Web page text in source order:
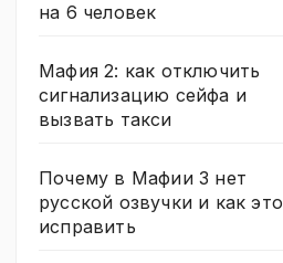
на 6 человек
Мафия 2: как отключить
сигнализацию сейфа и
вызвать такси
Почему в Мафии 3 нет
русской озвучки и как это
исправить